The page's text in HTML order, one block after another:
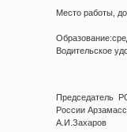
Место работы,
Образование:среднее
Водительское
Председатель
России
А.И.Захаров